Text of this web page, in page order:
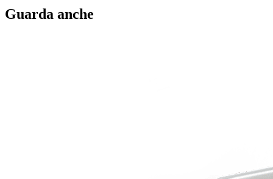
Guarda anche